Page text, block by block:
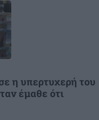
η υπερτυχερή του
έμαθε ότι